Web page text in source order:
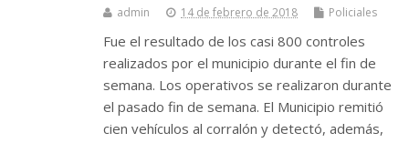
admin 14 de febrero de 2018 Policiales
Fue el resultado de los casi 800 controles
realizados por el municipio durante el fin de
semana. Los operativos se realizaron durante
el pasado fin de semana. El Municipio remitió
cien vehículos al corralón y detectó, además,